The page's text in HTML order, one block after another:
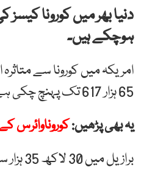
ہوچکے ہیں۔
65 ہزار 617 تک پہنچ چکی ہے۔
یہ بھی پڑھیں:کوروناوائرس
برازیل میں 30 لاکھ 35 ہزار سے زائد افراد کورونا سے متاثر ہیں اور1 لاکھ سے زائد اموات ہوئی ہیں۔